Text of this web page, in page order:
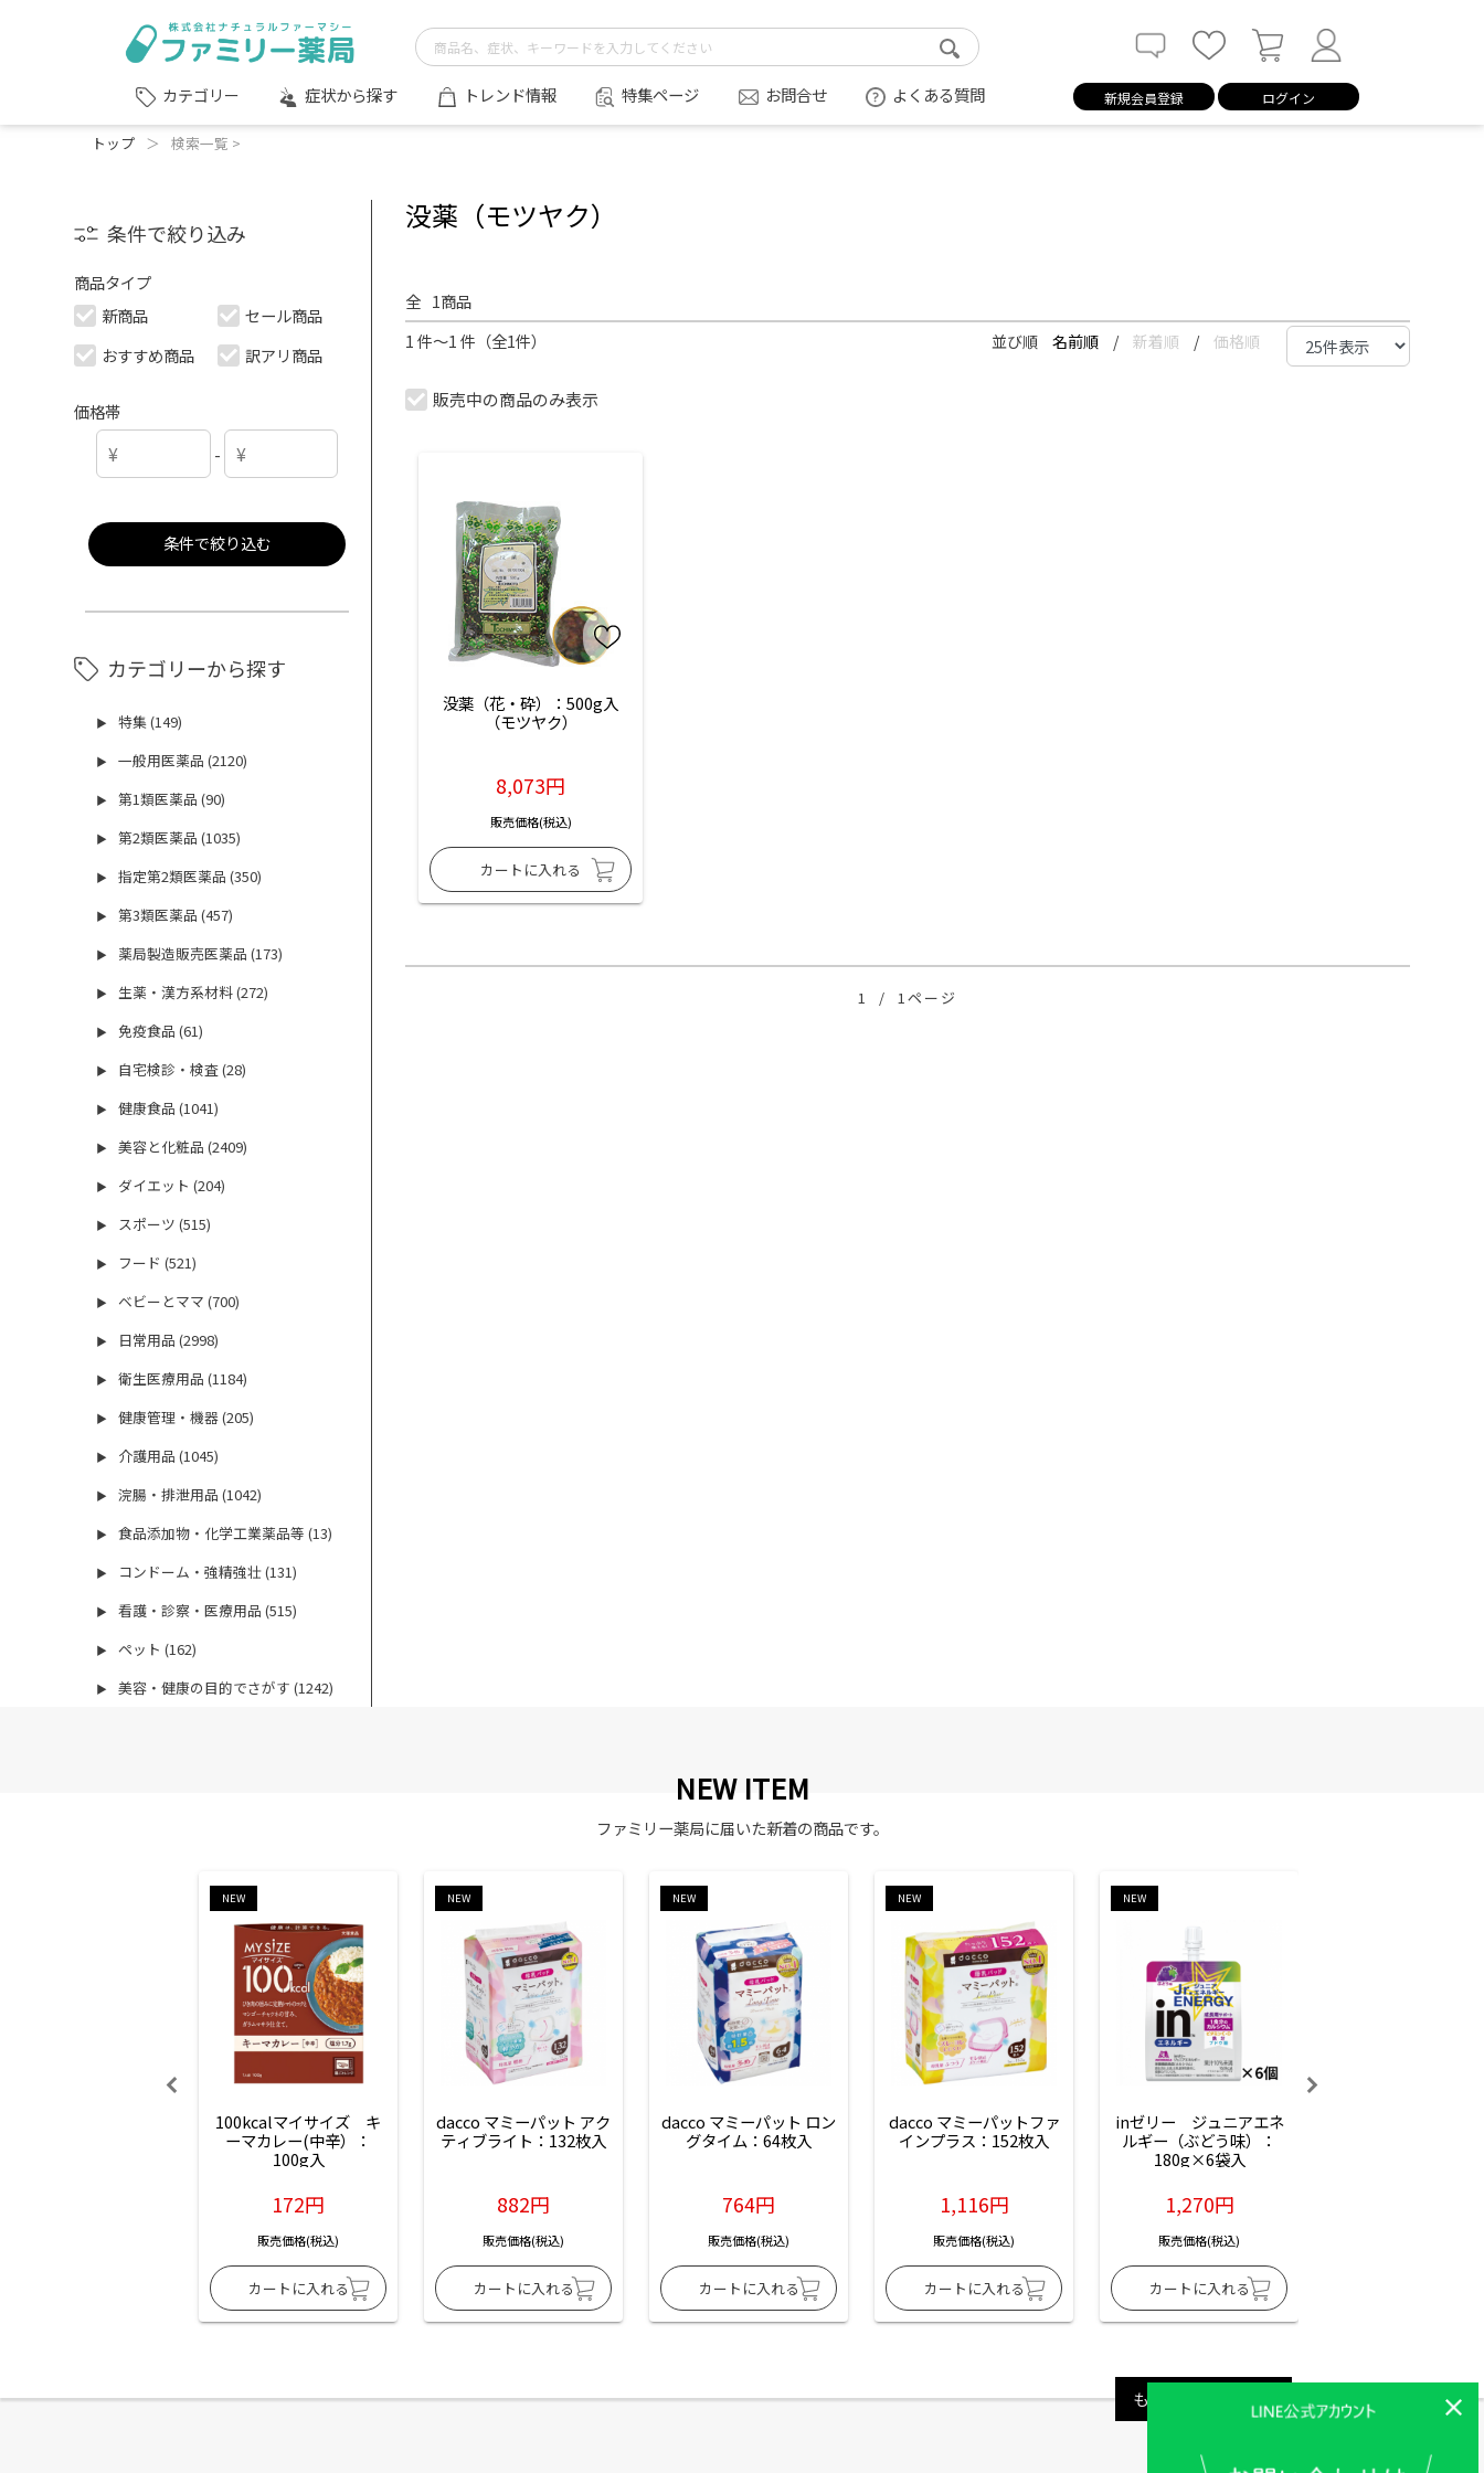
カテゴリー 症状から探す トレンド情報 特集ページ お問合せ よくある質問 新規会員登録 ログイン
トップ ＞ 検索一覧 >
条件で絞り込み
商品タイプ
新商品
セール商品
おすすめ商品
訳アリ商品
価格帯
-
条件で絞り込む
カテゴリーから探す
▶ 特集 (149)
▶ 一般用医薬品 (2120)
▶ 第1類医薬品 (90)
▶ 第2類医薬品 (1035)
▶ 指定第2類医薬品 (350)
▶ 第3類医薬品 (457)
▶ 薬局製造販売医薬品 (173)
▶ 生薬・漢方系材料 (272)
▶ 免疫食品 (61)
▶ 自宅検診・検査 (28)
▶ 健康食品 (1041)
▶ 美容と化粧品 (2409)
▶ ダイエット (204)
▶ スポーツ (515)
▶ フード (521)
▶ ベビーとママ (700)
▶ 日常用品 (2998)
▶ 衛生医療用品 (1184)
▶ 健康管理・機器 (205)
▶ 介護用品 (1045)
▶ 浣腸・排泄用品 (1042)
▶ 食品添加物・化学工業薬品等 (13)
▶ コンドーム・強精強壮 (131)
▶ 看護・診察・医療用品 (515)
▶ ペット (162)
▶ 美容・健康の目的でさがす (1242)
没薬（モツヤク）
全 1商品
1 件～1 件（全1件）
並び順 名前順 / 新着順 / 価格順
販売中の商品のみ表示
没薬（花・砕）：500g入
（モツヤク）
8,073円
販売価格(税込)
1 / 1ページ
NEW ITEM
ファミリー薬局に届いた新着の商品です。
NEW
100kcalマイサイズ　キ
ーマカレー(中辛）：
100g入
172円
販売価格(税込)
NEW
dacco マミーパット アク
ティブライト：132枚入
882円
販売価格(税込)
NEW
dacco マミーパット ロン
グタイム：64枚入
764円
販売価格(税込)
NEW
dacco マミーパットファ
インプラス：152枚入
1,116円
販売価格(税込)
NEW
inゼリー　ジュニアエネ
ルギー（ぶどう味）：
180g×6袋入
1,270円
販売価格(税込)
もっと見る